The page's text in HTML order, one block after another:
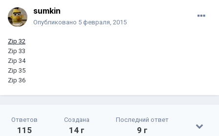
sumkin
Опубликовано 5 февраля, 2015
Zip 32
Zip 33
Zip 34
Zip 35
Zip 36
Ответов
115
Создана
14 г
Последний ответ
9 г